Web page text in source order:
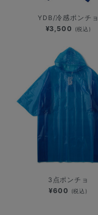
YDB/冷感ポンチョ
¥3,500 (税込)
3点ポンチョ
¥600 (税込)